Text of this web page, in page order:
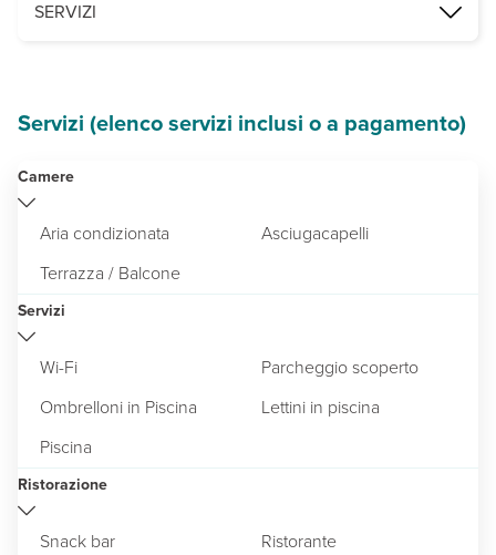
SERVIZI
Servizi (elenco servizi inclusi o a pagamento)
Camere
Aria condizionata
Asciugacapelli
Terrazza / Balcone
Servizi
Wi-Fi
Parcheggio scoperto
Ombrelloni in Piscina
Lettini in piscina
Piscina
Ristorazione
Snack bar Ristorante